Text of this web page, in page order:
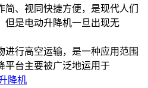
简、视同快捷方便，是现代人们
但是电动升降机一旦出现无
进行高空运输，是一种应用范围
平台主要被广泛地运用于
降机